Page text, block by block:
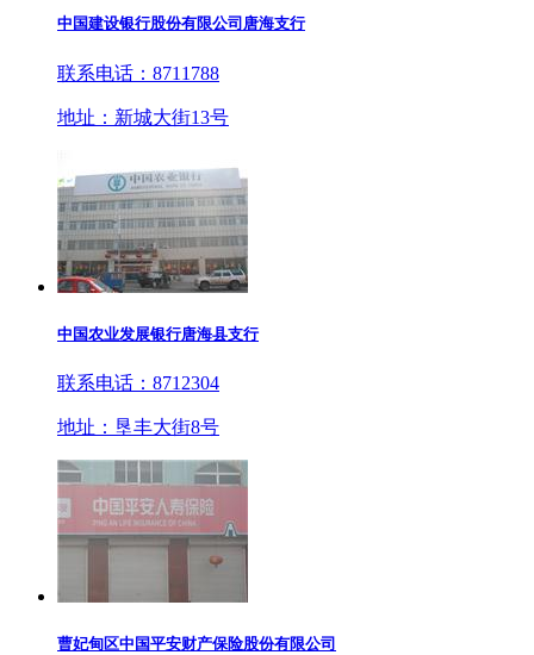
中国建设银行股份有限公司唐海支行
联系电话：8711788
地址：新城大街13号
中国农业发展银行唐海县支行
联系电话：8712304
地址：垦丰大街8号
曹妃甸区中国平安财产保险股份有限公司